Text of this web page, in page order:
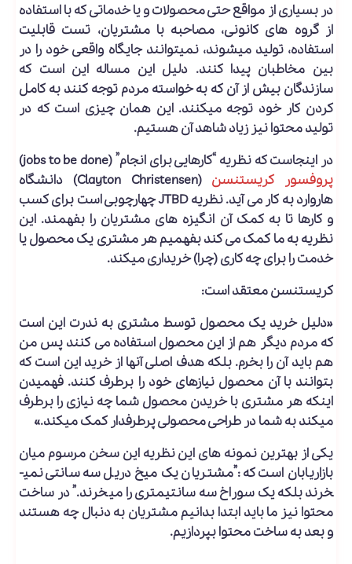
در بسیاری از مواقع حتی محصولات و یا خدماتی که با استفاده
از گروه­ های کانونی، مصاحبه با مشتریان، تست قابلیت
استفاده، تولید می­شوند، نمی­توانند جایگاه واقعی خود را در
بین مخاطبان پیدا کنند. دلیل این مساله این است که
سازندگان بیش از آن که به خواسته مردم توجه کنند به کامل
کردن کار خود توجه می­کنند. این همان چیزی است که در
تولید محتوا نیز زیاد شاهد آن هستیم.
در اینجاست که نظریه “کارهایی برای انجام” (jobs to be done)
پروفسور کریستنسن
(Clayton Christensen) دانشگاه
هاروارد به کار می­ آید. نظریه JTBD چهارچوبی است برای کسب
و کارها تا به کمک آن انگیز­ه ­های مشتریان را بفهمند. این
نظریه به ما کمک می­ کند بفهمیم هر مشتری یک محصول یا
خدمت را برای چه کاری (چرا) خریداری می­کند.
کریستنسن معتقد است:
«دلیل خرید یک محصول توسط مشتری به ندرت این است
که مردم دیگر هم از این محصول استفاده می­ کنند پس من
هم باید آن را بخرم. بلکه هدف اصلی آنها از خرید این است که
بتوانند با آن محصول نیازهای خود را برطرف کنند. فهمیدن
اینکه هر مشتری با خریدن محصول شما چه نیازی را برطرف
می­کند به شما در طراحی محصولی پرطرفدار کمک می­کند.»
یکی از بهترین نمونه­ های این نظریه این سخن مرسوم میان
بازاریابان است که :”مشتریان یک میخ دریل سه سانتی نمی­
خرند بلکه یک سوراخ سه سانتیمتری را می­خرند.” در ساخت
محتوا نیز ما باید ابتدا بدانیم مشتریان به دنبال چه هستند
و بعد به ساخت محتوا بپردازیم.